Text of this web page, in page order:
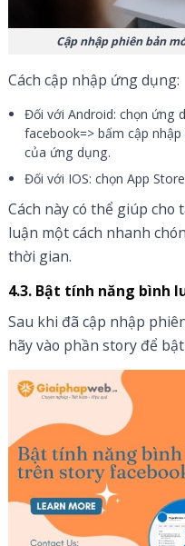
Cập nhập phiên bản
Cách cập nhập ứng dụng:
Đối với Android: chọn ứng
facebook=> bấm cập
của ứng dụng.
Đối với IOS: chọn App
Cách này có thể giúp
luận một cách nhanh
thời gian.
4.3. Bật tính năng bình
Sau khi đã cập nhập
hãy vào phần story để